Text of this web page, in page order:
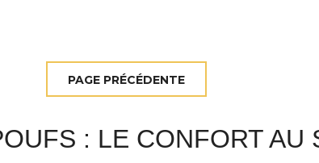
: LE CONFORT AU